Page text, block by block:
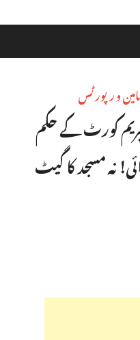
و رپورٹس
کورٹ کے حکم
نہ مسجد کا گیٹ